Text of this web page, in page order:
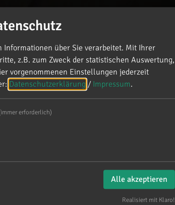
Informationen über Sie verarbeitet. Mit Ihrer
z.B. zum Zweck der statistischen Auswertung,
vorgenommenen Einstellungen jederzeit
Datenschutzerklärung / Impressum.
erforderlich)
Alle akzeptieren
Realisiert mit Klaro!